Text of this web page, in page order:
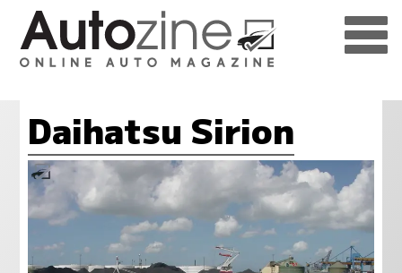
Daihatsu Sirion